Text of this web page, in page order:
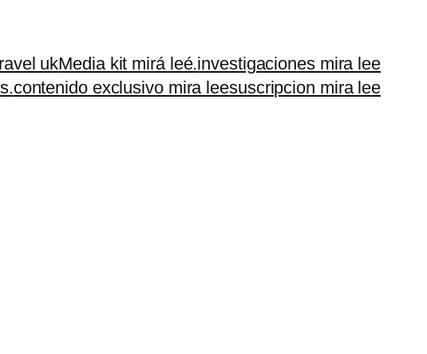
ukMedia kit mirá leé.investigaciones mira lee
contenido exclusivo mira leesuscripcion mira lee